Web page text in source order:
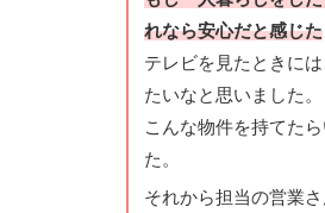
れなら安心だと感じた
テレビを見たときに
たいなと思いました。
こんな物件を持てた
た。
それから担当の営業